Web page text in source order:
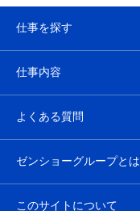
仕事を探す
仕事内容
よくある質問
ゼンショーグループとは
このサイトについて